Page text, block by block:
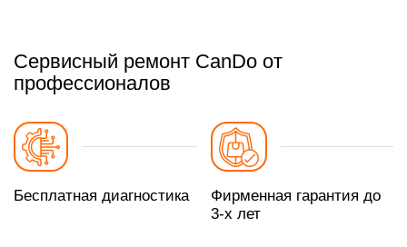
Сервисный ремонт CanDo от
профессионалов
Бесплатная диагностика
Фирменная гарантия до
3-х лет